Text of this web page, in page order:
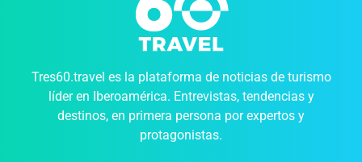
Tres60.travel es la plataforma de noticias de turismo
líder en Iberoamérica. Entrevistas, tendencias y
destinos, en primera persona por expertos y
protagonistas.